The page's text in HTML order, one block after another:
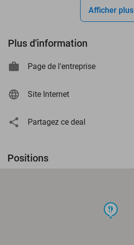
Afficher plus
Plus d'information
Page de l'entreprise
Site Internet
Partagez ce deal
Positions
food